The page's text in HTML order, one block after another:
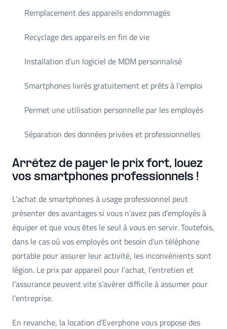
Remplacement des appareils endommagés
Recyclage des appareils en fin de vie
Installation d’un logiciel de MDM personnalisé
Smartphones livrés gratuitement et prêts à l’emploi
Permet une utilisation personnelle par les employés
Séparation des données privées et professionnelles
Arrêtez de payer le prix fort, louez
vos smartphones professionnels !
L’achat de smartphones à usage professionnel peut
présenter des avantages si vous n’avez pas d’employés à
équiper et que vous êtes le seul à vous en servir. Toutefois,
dans le cas où vos employés ont besoin d’un téléphone
portable pour assurer leur activité, les inconvénients sont
légion. Le prix par appareil pour l’achat, l’entretien et
l’assurance peuvent vite s’avérer difficile à assumer pour
l’entreprise.
En revanche, la location d’Everphone vous propose des